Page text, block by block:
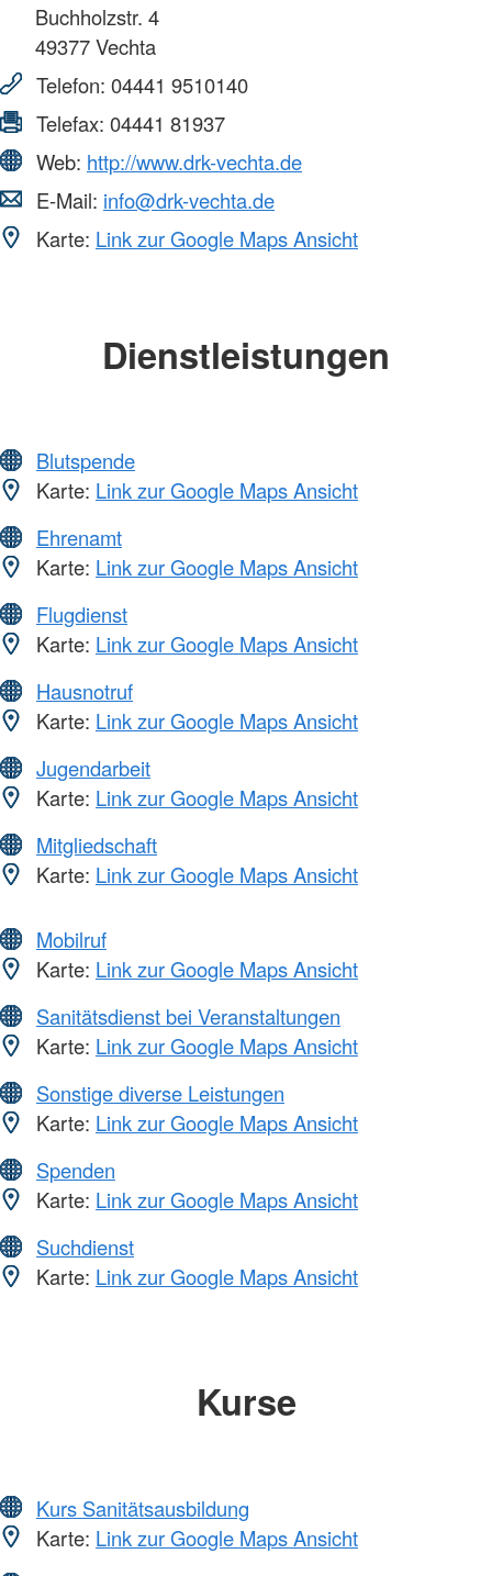
Buchholzstr. 4
49377Vechta
Telefon: 04441 9510140
Telefax: 04441 81937
Web: http://www.drk-vechta.de
E-Mail: info@drk-vechta.de
Karte: Link zur Google Maps Ansicht
Dienstleistungen
Blutspende
Karte: Link zur Google Maps Ansicht
Ehrenamt
Karte: Link zur Google Maps Ansicht
Flugdienst
Karte: Link zur Google Maps Ansicht
Hausnotruf
Karte: Link zur Google Maps Ansicht
Jugendarbeit
Karte: Link zur Google Maps Ansicht
Mitgliedschaft
Karte: Link zur Google Maps Ansicht
Mobilruf
Karte: Link zur Google Maps Ansicht
Sanitätsdienst bei Veranstaltungen
Karte: Link zur Google Maps Ansicht
Sonstige diverse Leistungen
Karte: Link zur Google Maps Ansicht
Spenden
Karte: Link zur Google Maps Ansicht
Suchdienst
Karte: Link zur Google Maps Ansicht
Kurse
Kurs Sanitätsausbildung
Karte: Link zur Google Maps Ansicht